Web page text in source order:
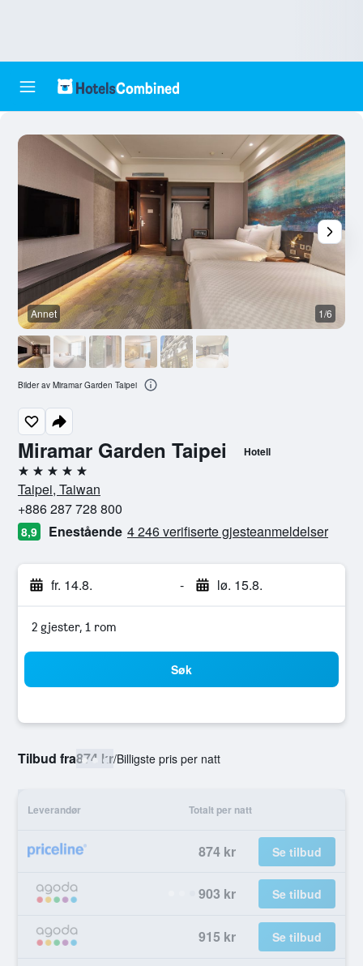
Miramar Garden Taipei Hotell
5 stjerner
Taipei, Taiwan
+886 287 728 800
8,9 Enestående 4 246 verifiserte gjesteanmeldelser
fr. 14.8. - lø. 15.8.
2 gjester, 1 rom
Søk
Tilbud fra874 kr/Billigste pris per natt
Leverandør Totalt per natt
874 kr Se tilbud
903 kr Se tilbud
915 kr Se tilbud
Annet 1/6
Bilder av Miramar Garden Taipei